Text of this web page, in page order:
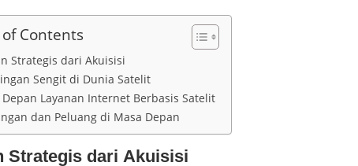
a
M
l
u
c
u
r
k
a
Contents
Strategis dari Akuisisi
Sengit di Dunia Satelit
Depan Layanan Internet Berbasis Satelit
dan Peluang di Masa Depan
Strategis dari Akuisisi